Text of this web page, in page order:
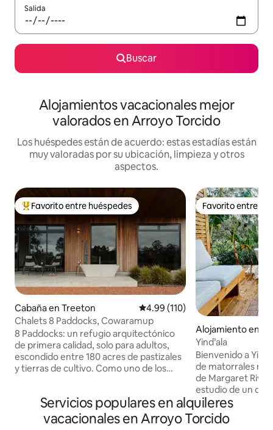
Salida
Buscar
Alojamientos vacacionales mejor
valorados en Arroyo Torcido
Los huéspedes están de acuerdo: estas estadías están
muy valoradas por su ubicación, limpieza y otros
aspectos.
Favorito entre huéspedes preferido
Favorito entre huéspedes
Cabaña en Treeton Calificación promedio: 4.99 de
4.99 (110)
Chalets 8 Paddocks, Cowaramup
8 Paddocks: un refugio arquitectónico
de primera calidad, solo para adultos,
escondido entre 180 acres de pastizales
y tierras de cultivo. Como uno de los
Cowaramup, el Chalet 3 ofrece una
escapada íntima de la rutina, diseñado
intencionalmente para celebrar el ritmo
Favorito entre
Favorito entre
Alojamiento en
Yind’ala
Bienvenido a
de matorrales
de Margaret
estudio de un
refugio perfecto
escapada en solitario. El
espacios de
Servicios populares en alquileres
vacacionales en Arroyo Torcido